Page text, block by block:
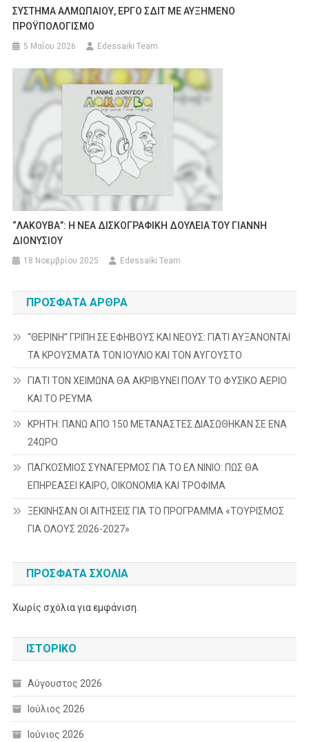
ΣΥΣΤΗΜΑ ΑΛΜΩΠΑΙΟΥ, ΕΡΓΟ ΣΔΙΤ ΜΕ ΑΥΞΗΜΕΝΟ
ΠΡΟΫΠΟΛΟΓΙΣΜΟ
5 Μαΐου 2026 Edessaiki Team
“ΛΑΚΟΥΒΑ”: Η ΝΕΑ ΔΙΣΚΟΓΡΑΦΙΚΗ ΔΟΥΛΕΙΑ ΤΟΥ ΓΙΑΝΝΗ
ΔΙΟΝΥΣΙΟΥ
18 Νοεμβρίου 2025 Edessaiki Team
ΠΡΌΣΦΑΤΑ ΆΡΘΡΑ
“ΘΕΡΙΝΗ” ΓΡΙΠΗ ΣΕ ΕΦΗΒΟΥΣ ΚΑΙ ΝΕΟΥΣ: ΓΙΑΤΙ ΑΥΞΑΝΟΝΤΑΙ
ΤΑ ΚΡΟΥΣΜΑΤΑ ΤΟΝ ΙΟΥΛΙΟ ΚΑΙ ΤΟΝ ΑΥΓΟΥΣΤΟ
ΓΙΑΤΙ ΤΟΝ ΧΕΙΜΩΝΑ ΘΑ ΑΚΡΙΒΥΝΕΙ ΠΟΛΥ ΤΟ ΦΥΣΙΚΟ ΑΕΡΙΟ
ΚΑΙ ΤΟ ΡΕΥΜΑ
ΚΡΗΤΗ: ΠΑΝΩ ΑΠΟ 150 ΜΕΤΑΝΑΣΤΕΣ ΔΙΑΣΩΘΗΚΑΝ ΣΕ ΕΝΑ
24ΩΡΟ
ΠΑΓΚΟΣΜΙΟΣ ΣΥΝΑΓΕΡΜΟΣ ΓΙΑ ΤΟ ΕΛ ΝΙΝΙΟ: ΠΩΣ ΘΑ
ΕΠΗΡΕΑΣΕΙ ΚΑΙΡΟ, ΟΙΚΟΝΟΜΙΑ ΚΑΙ ΤΡΟΦΙΜΑ
ΞΕΚΙΝΗΣΑΝ ΟΙ ΑΙΤΗΣΕΙΣ ΓΙΑ ΤΟ ΠΡΟΓΡΑΜΜΑ «ΤΟΥΡΙΣΜΟΣ
ΓΙΑ ΟΛΟΥΣ 2026-2027»
ΠΡΌΣΦΑΤΑ ΣΧΌΛΙΑ
Χωρίς σχόλια για εμφάνιση.
ΙΣΤΟΡΙΚΌ
Αύγουστος 2026
Ιούλιος 2026
Ιούνιος 2026